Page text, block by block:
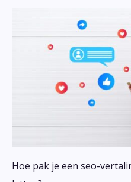
Hoe pak je een seo-